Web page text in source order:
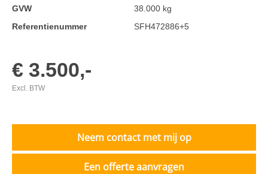
GVW
38.000 kg
Referentienummer
SFH472886+5
€ 3.500,-
Excl. BTW
Neem contact met mij op
Een offerte aanvragen